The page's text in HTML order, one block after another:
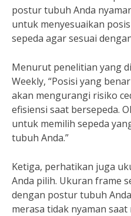
postur tubuh Anda
untuk menyesuaikan
sepeda agar sesuai
Menurut penelitian yang
Weekly, “Posisi yang
akan mengurangi risiko
efisiensi saat bersepeda.
untuk memilih sepeda
tubuh Anda.”
Ketiga, perhatikan juga
Anda pilih. Ukuran frame
dengan postur tubuh
merasa tidak nyaman saat